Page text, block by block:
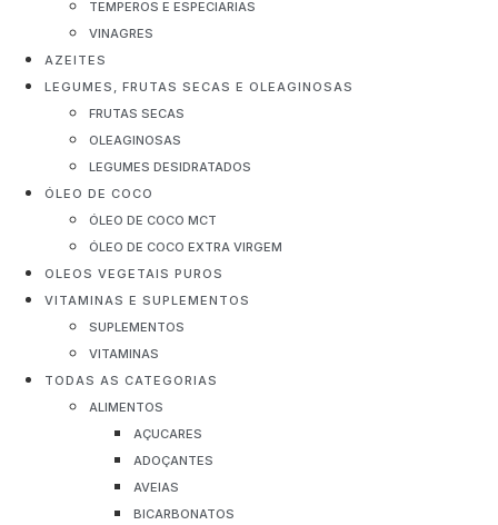
TEMPEROS E ESPECIARIAS
VINAGRES
AZEITES
LEGUMES, FRUTAS SECAS E OLEAGINOSAS
FRUTAS SECAS
OLEAGINOSAS
LEGUMES DESIDRATADOS
ÓLEO DE COCO
ÓLEO DE COCO MCT
ÓLEO DE COCO EXTRA VIRGEM
OLEOS VEGETAIS PUROS
VITAMINAS E SUPLEMENTOS
SUPLEMENTOS
VITAMINAS
TODAS AS CATEGORIAS
ALIMENTOS
AÇUCARES
ADOÇANTES
AVEIAS
BICARBONATOS